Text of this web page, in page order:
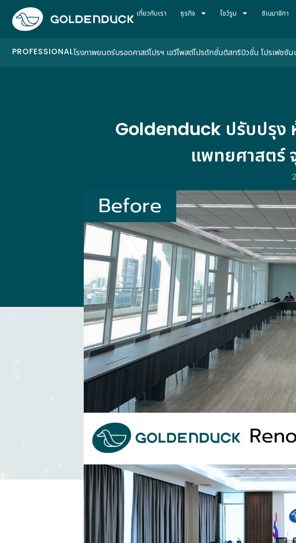
เกี่ยวกับเรา ธุรกิจ โชว์รูม ซิเนมาจิกา
PROFESSIONALโรงภาพยนตร์บรอดคาสต์โปรฯ เอวีโพสต์โปรดักชั่นดิสทริบิวชั่น โปรเฟซชั
Goldenduck ปรับปรุง
แพทยศาสตร์